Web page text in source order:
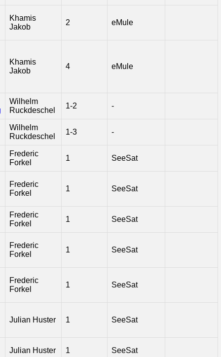
Khamis
Jakob
2 eMule
Khamis
Jakob
4 eMule
Wilhelm
Ruckdeschel
1-2 -
Wilhelm
Ruckdeschel
1-3 -
Frederic
Forkel
1 SeeSat
Frederic
Forkel
1 SeeSat
Frederic
Forkel
1 SeeSat
Frederic
Forkel
1 SeeSat
Frederic
Forkel
1 SeeSat
Julian Huster 1 SeeSat
Julian Huster 1 SeeSat